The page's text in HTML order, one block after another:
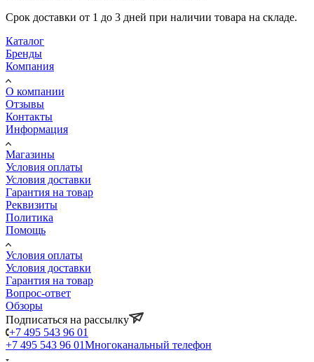
Срок доставки от 1 до 3 дней при наличии товара на складе.
Каталог
Бренды
Компания
О компании
Отзывы
Контакты
Информация
Магазины
Условия оплаты
Условия доставки
Гарантия на товар
Реквизиты
Политика
Помощь
Условия оплаты
Условия доставки
Гарантия на товар
Вопрос-ответ
Обзоры
Подписаться на рассылку
+7 495 543 96 01
+7 495 543 96 01Многоканальный телефон